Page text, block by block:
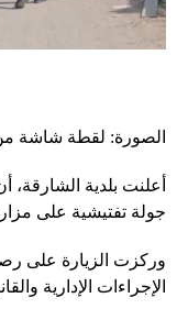
الصورة: لقطة شاشة من
أعلنت بلدية الشارقة،
جولة تفتيشية على
وركزت الزيارة على رصد
الإجراءات الإدارية